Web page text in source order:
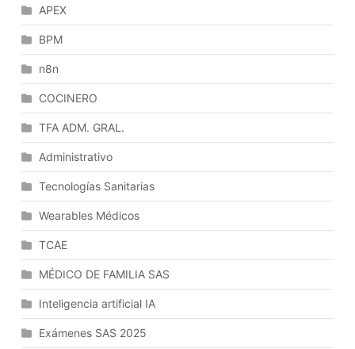
APEX
BPM
n8n
COCINERO
TFA ADM. GRAL.
Administrativo
Tecnologías Sanitarias
Wearables Médicos
TCAE
MÉDICO DE FAMILIA SAS
Inteligencia artificial IA
Exámenes SAS 2025